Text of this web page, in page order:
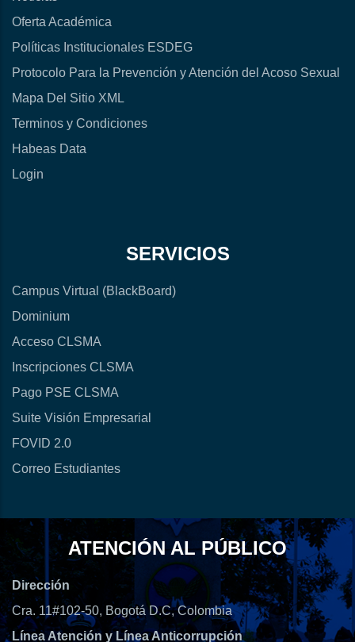
Oferta Académica
Políticas Institucionales ESDEG
Protocolo Para la Prevención y Atención del Acoso Sexual
Mapa Del Sitio XML
Terminos y Condiciones
Habeas Data
Login
SERVICIOS
Campus Virtual (BlackBoard)
Dominium
Acceso CLSMA
Inscripciones CLSMA
Pago PSE CLSMA
Suite Visión Empresarial
FOVID 2.0
Correo Estudiantes
ATENCIÓN AL PÚBLICO
Dirección
Cra. 11#102-50, Bogotá D.C, Colombia
Línea Atención y Línea Anticorrupción